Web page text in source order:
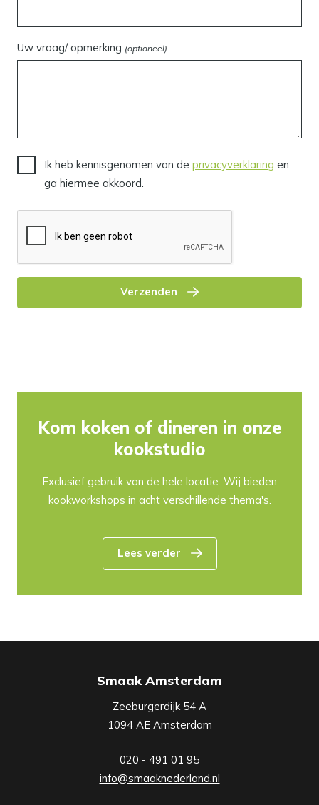
Uw vraag/ opmerking (optioneel)
Ik heb kennisgenomen van de privacyverklaring en
ga hiermee akkoord.
Verzenden
Kom koken of dineren in onze
kookstudio
Exclusief gebruik van de hele locatie. Wij bieden
kookworkshops in acht verschillende thema's.
Lees verder
Smaak Amsterdam
Zeeburgerdijk 54 A
1094 AE Amsterdam
020 - 491 01 95
info@smaaknederland.nl